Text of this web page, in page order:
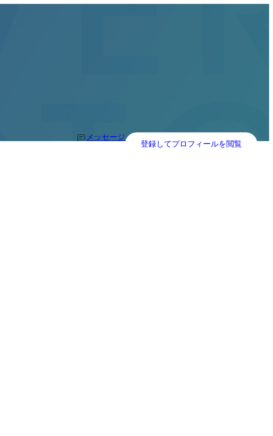
メッセージ
登録してプロフィールを閲覧